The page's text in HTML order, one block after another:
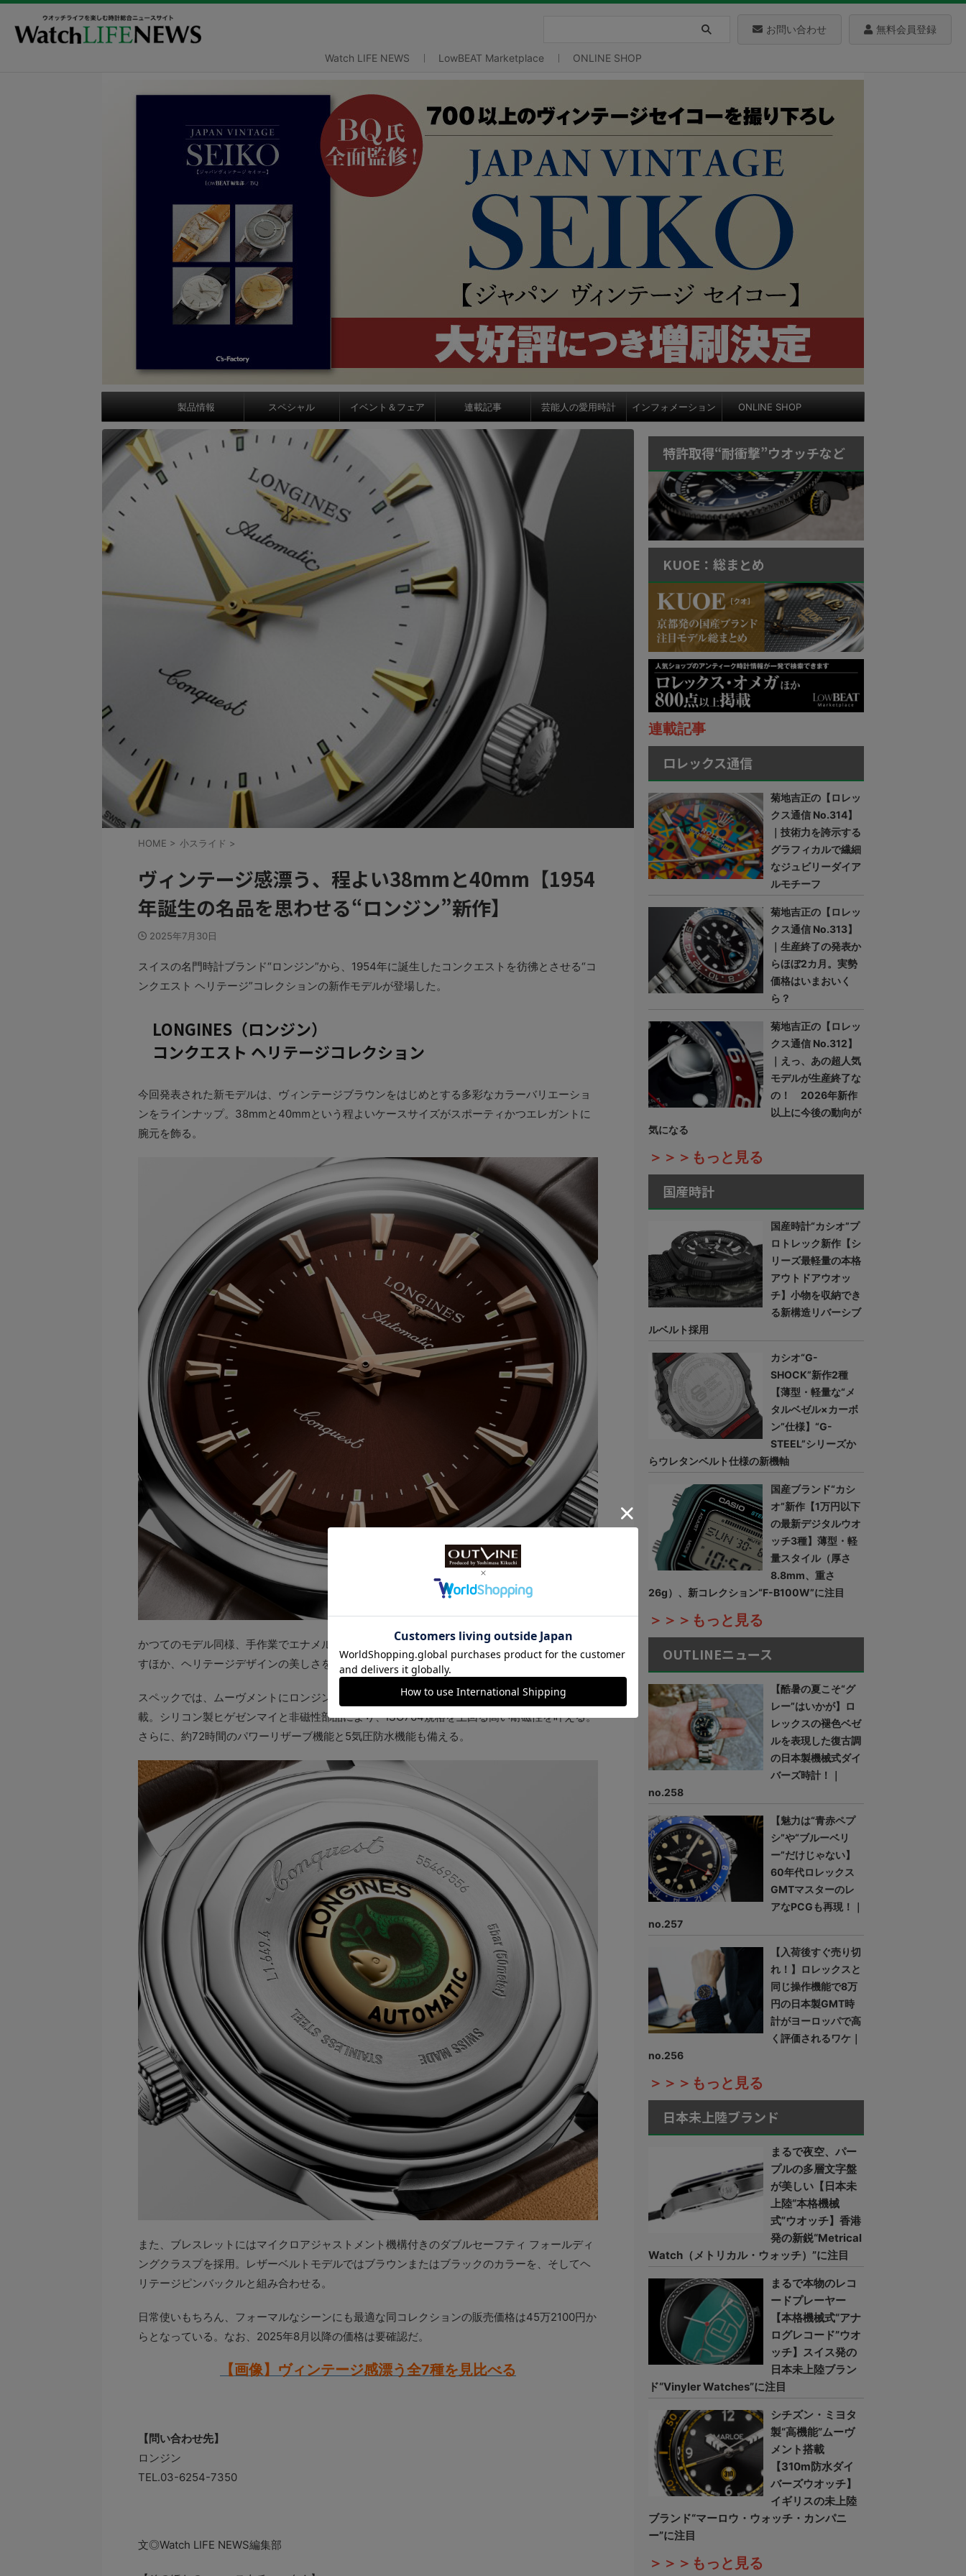
お問い合わせ 無料会員登録
Watch LIFE NEWS LowBEAT Marketplace ONLINE SHOP
製品情報 スペシャル イベント＆フェア 連載記事 芸能人の愛用時計 インフォメーション ONLINE SHOP
HOME > 小スライド >
ヴィンテージ感漂う、程よい38mmと40mm【1954
年誕生の名品を思わせる“ロンジン”新作】
2025年7月30日
スイスの名門時計ブランド“ロンジン”から、1954年に誕生したコンクエストを彷彿とさせる“コ
ンクエスト ヘリテージ”コレクションの新作モデルが登場した。
LONGINES（ロンジン）
コンクエスト ヘリテージコレクション
今回発表された新モデルは、ヴィンテージブラウンをはじめとする多彩なカラーバリエーショ
ンをラインナップ。38mmと40mmという程よいケースサイズがスポーティかつエレガントに
腕元を飾る。
かつてのモデル同様、手作業でエナメル加工を施した18Kゴールドのメダリオンを裏ブタに配
すほか、ヘリテージデザインの美しさをそのまま継承している点もポイントだ。
スペックでは、ムーヴメントにロンジン自社開発の自動巻き機械式キャリバー“L888.5”を搭
載。シリコン製ヒゲゼンマイと非磁性部品により、ISO764規格を上回る高い耐磁性を叶える。
さらに、約72時間のパワーリザーブ機能と5気圧防水機能も備える。
また、ブレスレットにはマイクロアジャストメント機構付きのダブルセーフティ フォールディ
ングクラスプを採用。レザーベルトモデルではブラウンまたはブラックのカラーを、そしてヘ
リテージピンバックルと組み合わせる。
日常使いもちろん、フォーマルなシーンにも最適な同コレクションの販売価格は45万2100円か
らとなっている。なお、2025年8月以降の価格は要確認だ。
【画像】ヴィンテージ感漂う全7種を見比べる
【問い合わせ先】
ロンジン
TEL.03-6254-7350
文◎Watch LIFE NEWS編集部
特許取得“耐衝撃”ウオッチなど
KUOE：総まとめ
連載記事
ロレックス通信
菊地吉正の【ロレッ
クス通信 No.314】
｜技術力を誇示する
グラフィカルで繊細
なジュビリーダイア
ルモチーフ
菊地吉正の【ロレッ
クス通信 No.313】
｜生産終了の発表か
らほぼ2カ月。実勢
価格はいまおいく
ら？
菊地吉正の【ロレッ
クス通信 No.312】
｜えっ、あの超人気
モデルが生産終了な
の！ 2026年新作
以上に今後の動向が
気になる
＞＞＞もっと見る
国産時計
国産時計“カシオ”プ
ロトレック新作【シ
リーズ最軽量の本格
アウトドアウオッ
チ】小物を収納でき
る新構造リバーシブ
ルベルト採用
カシオ“G-
SHOCK”新作2種
【薄型・軽量な“メ
タルベゼル×カーボ
ン”仕様】“G-
STEEL”シリーズか
らウレタンベルト仕様の新機軸
国産ブランド“カシ
オ”新作【1万円以下
の最新デジタルウオ
ッチ3種】薄型・軽
量スタイル（厚さ
8.8mm、重さ
26g）、新コレクション“F-B100W”に注目
＞＞＞もっと見る
OUTLINEニュース
【酷暑の夏こそ“グ
レー”はいかが】ロ
レックスの褪色ベゼ
ルを表現した復古調
の日本製機械式ダイ
バーズ時計！｜
no.258
【魅力は“青赤ペプ
シ”や“ブルーベリ
ー”だけじゃない】
60年代ロレックス
GMTマスターのレ
アなPCGも再現！｜
no.257
【入荷後すぐ売り切
れ！】ロレックスと
同じ操作機能で8万
円の日本製GMT時
計がヨーロッパで高
く評価されるワケ｜
no.256
＞＞＞もっと見る
日本未上陸ブランド
まるで夜空、パー
プルの多層文字盤
が美しい【日本未
上陸“本格機械
式”ウオッチ】香港
発の新鋭“Metrical
Watch（メトリカル・ウォッチ）”に注目
まるで本物のレコ
ードプレーヤー
【本格機械式“アナ
ログレコード”ウオ
ッチ】スイス発の
日本未上陸ブラン
ド“Vinyler Watches”に注目
シチズン・ミヨタ
製“高機能”ムーヴ
メント搭載
【310m防水ダイ
バーズウオッチ】
イギリスの未上陸
ブランド“マーロウ・ウォッチ・カンパニ
ー”に注目
＞＞＞もっと見る